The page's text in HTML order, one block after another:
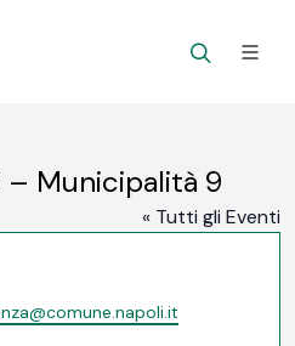
– Municipalità 9
« Tutti gli Eventi